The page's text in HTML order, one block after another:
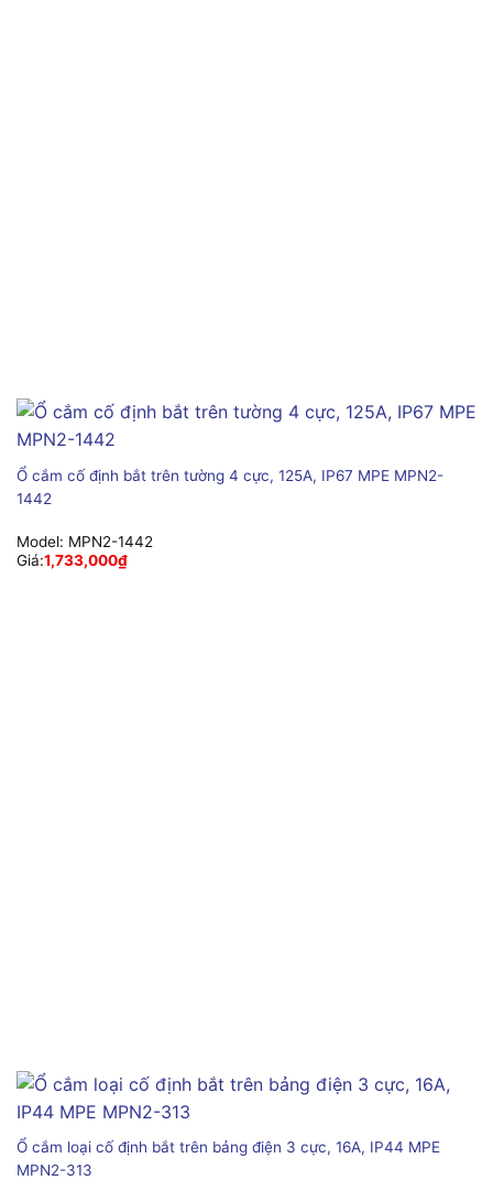
Ổ cắm cố định bắt trên tường 4 cực, 125A, IP67 MPE MPN2-
1442
Model: MPN2-1442
Giá:1,733,000₫
Ổ cắm loại cố định bắt trên bảng điện 3 cực, 16A, IP44 MPE
MPN2-313